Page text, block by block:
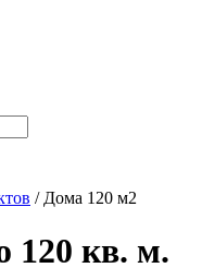
/ Дома 120 м2
120 кв. м.